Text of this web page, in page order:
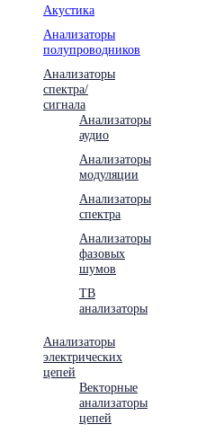
Акустика
Анализаторы
полупроводников
Анализаторы
спектра/
сигнала
Анализаторы
аудио
Анализаторы
модуляции
Анализаторы
спектра
Анализаторы
фазовых
шумов
ТВ
анализаторы
Анализаторы
электрических
цепей
Векторные
анализаторы
цепей